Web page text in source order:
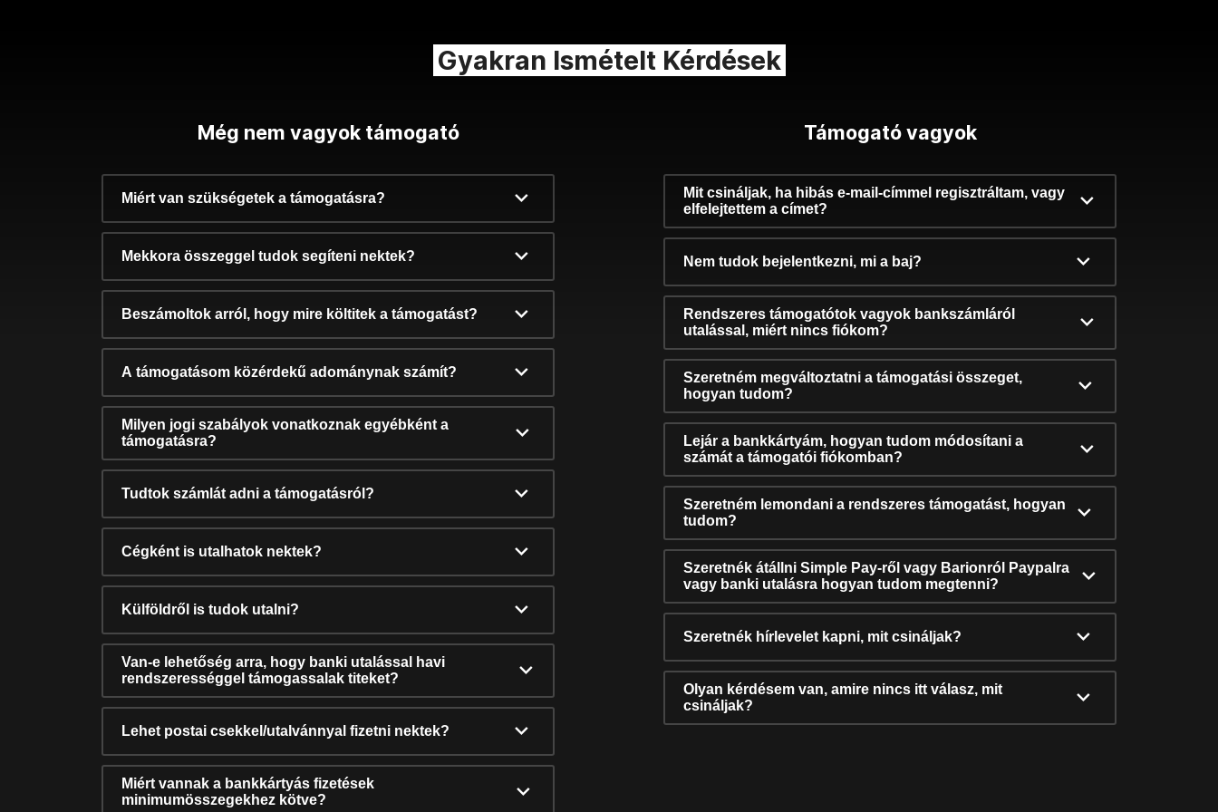
Gyakran Ismételt Kérdések
Még nem vagyok támogató
Miért van szükségetek a támogatásra?
Mekkora összeggel tudok segíteni nektek?
Beszámoltok arról, hogy mire költitek a támogatást?
A támogatásom közérdekű adománynak számít?
Milyen jogi szabályok vonatkoznak egyébként a
támogatásra?
Tudtok számlát adni a támogatásról?
Cégként is utalhatok nektek?
Külföldről is tudok utalni?
Van-e lehetőség arra, hogy banki utalással havi
rendszerességgel támogassalak titeket?
Lehet postai csekkel/utalvánnyal fizetni nektek?
Miért vannak a bankkártyás fizetések
minimumösszegekhez kötve?
Támogató vagyok
Mit csináljak, ha hibás e-mail-címmel regisztráltam, vagy
elfelejtettem a címet?
Nem tudok bejelentkezni, mi a baj?
Rendszeres támogatótok vagyok bankszámláról
utalással, miért nincs fiókom?
Szeretném megváltoztatni a támogatási összeget,
hogyan tudom?
Lejár a bankkártyám, hogyan tudom módosítani a
számát a támogatói fiókomban?
Szeretném lemondani a rendszeres támogatást, hogyan
tudom?
Szeretnék átállni Simple Pay-ről vagy Barionról Paypalra
vagy banki utalásra hogyan tudom megtenni?
Szeretnék hírlevelet kapni, mit csináljak?
Olyan kérdésem van, amire nincs itt válasz, mit
csináljak?